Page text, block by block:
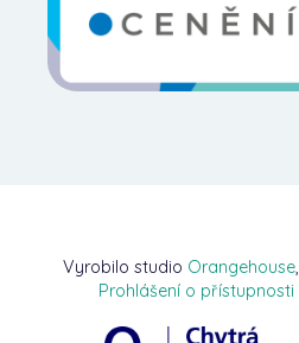
Vyrobilo studio Orangehouse,
Prohlášení o přístupnosti